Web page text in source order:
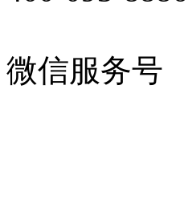
微信服务号